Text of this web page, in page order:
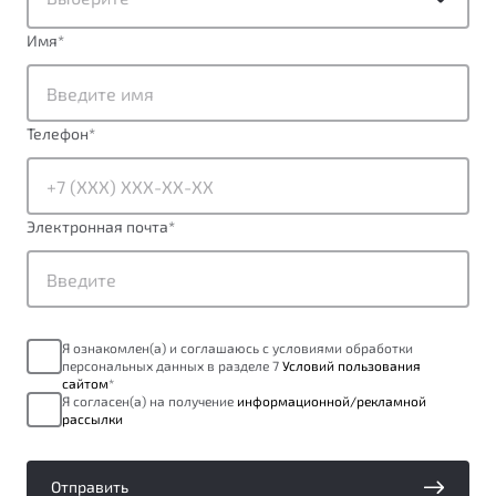
Яркий кроссовер
от 2 219 990 ₽*
Обзор В наличии
S50
Элегантный и практичный седан
Автокредит
Трейд-ин
Страхование
Расчет КАСКО
ПОДДЕРЖКА
Гарантия Belgee
Belgee Линк
Belgee Клуб
Belgee Плюс
Реферальная программа
Помощь на дорогах
О дилерском центре
Правовая информация
Имя*
Телефон*
Электронная почта*
Я ознакомлен(а) и соглашаюсь с условиями обработки
персональных данных в разделе 7 Условий пользования
сайтом*
Я согласен(а) на получение информационной/рекламной
рассылки
Отправить